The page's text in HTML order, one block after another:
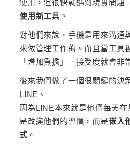
使用，但很快就遇到現實問題
使用新工具 。
對他們來說，手機是用來溝通
來做管理工作的。而且當工具
「增加負擔」，接受度就會非
後來我們做了一個很關鍵的決
LINE 。
因為LINE本來就是他們每天
是改變他們的習慣，而是嵌入
式 。